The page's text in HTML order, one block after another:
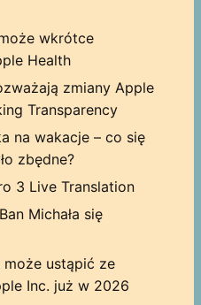
wkrótce
Health
zmiany Apple
Transparency
na wakacje – co się
zbędne?
3 Live Translation
Michała się
może ustąpić ze
Inc. już w 2026